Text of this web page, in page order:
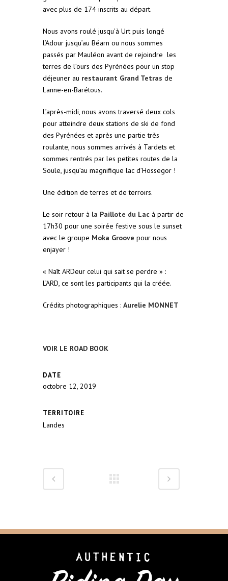
avec plus de 174 inscrits au départ.
Nous avons roulé jusqu’à Urt puis longé
l’Adour jusqu’au Béarn ou nous sommes
passés par Mauléon avant de rejoindre les
terres de l’ours des Pyrénées pour un stop
déjeuner au restaurant Grand Tetras de
Lanne-en-Barétous.
L’après-midi, nous avons traversé deux cols
pour atteindre deux stations de ski de fond
des Pyrénées et après une partie très
roulante, nous sommes arrivés à Tardets et
sommes rentrés par les petites routes de la
Soule, jusqu’au magnifique lac d’Hossegor !
Une édition de terres et de terroirs.
Le soir retour à la Paillote du Lac à partir de
17h30 pour une soirée festive sous le sunset
avec le groupe Moka Groove pour nous
enjayer !
« Naît ARDeur celui qui sait se perdre » :
L’ARD, ce sont les participants qui la créée.
Crédits photographiques : Aurelie MONNET
VOIR LE ROAD BOOK
DATE
octobre 12, 2019
TERRITOIRE
Landes